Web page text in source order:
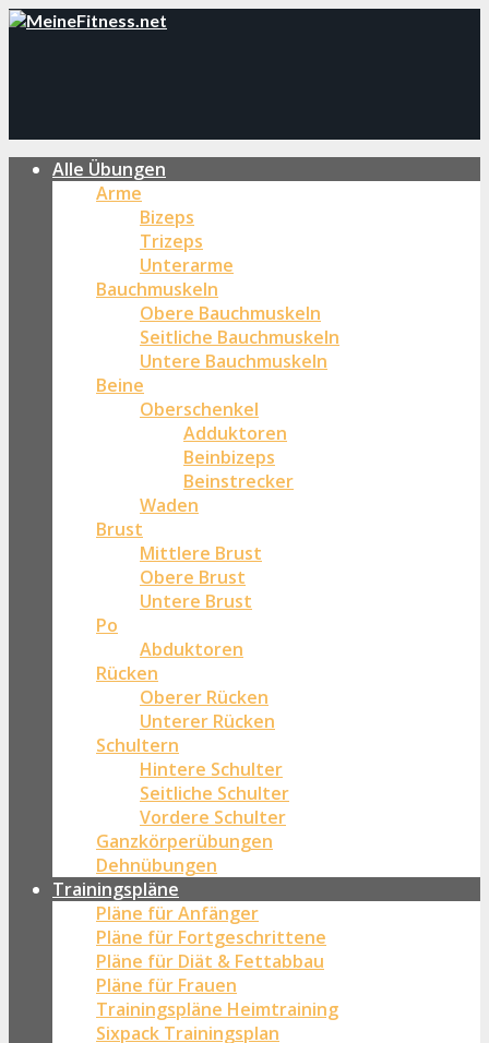
Alle Übungen
Arme
Bizeps
Trizeps
Unterarme
Bauchmuskeln
Obere Bauchmuskeln
Seitliche Bauchmuskeln
Untere Bauchmuskeln
Beine
Oberschenkel
Adduktoren
Beinbizeps
Beinstrecker
Waden
Brust
Mittlere Brust
Obere Brust
Untere Brust
Po
Abduktoren
Rücken
Oberer Rücken
Unterer Rücken
Schultern
Hintere Schulter
Seitliche Schulter
Vordere Schulter
Ganzkörperübungen
Dehnübungen
Trainingspläne
Pläne für Anfänger
Pläne für Fortgeschrittene
Pläne für Diät & Fettabbau
Pläne für Frauen
Trainingspläne Heimtraining
Sixpack Trainingsplan